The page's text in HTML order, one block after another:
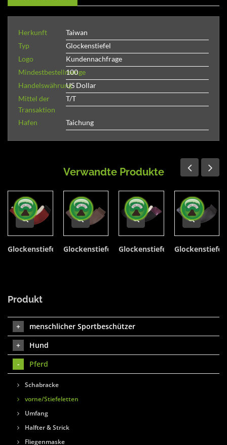
Herkunft
Taiwan
Typ
Glockenstiefel
Logo
Kundennachfrage
Mindestbestellmenge
100
HandelswährungUS Dollar
Mittel der
Transaktion
T/T
Hafen Taichung
Verwandte Produkte
Glockenstiefel Glockenstiefel Glockenstiefel Glockenstiefel
Produkt
menschlicher Sportbeschützer
Hund
Pferd
Schabracke
vorne/Stiefeletten
Umfang
Halfter & Strick
Fliegenmaske